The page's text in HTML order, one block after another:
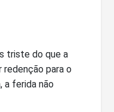
triste do que a
para o
a ferida não